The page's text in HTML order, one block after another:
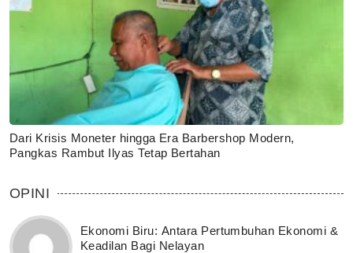
Dari Krisis Moneter hingga Era Barbershop Modern,
Pangkas Rambut Ilyas Tetap Bertahan
OPINI
Ekonomi Biru: Antara Pertumbuhan Ekonomi &
Keadilan Bagi Nelayan